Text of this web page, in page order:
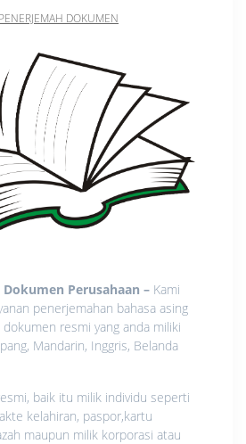
DOKUMEN
Dokumen Perusahaan – Kami
penerjemahan bahasa asing
resmi yang anda miliki
Mandarin, Inggris, Belanda
baik itu milik individu seperti
kelahiran, paspor,kartu
maupun milik korporasi atau